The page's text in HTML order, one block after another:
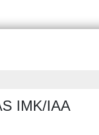
IMK/IAA